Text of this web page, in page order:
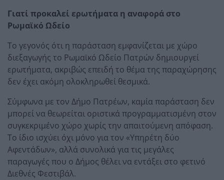
Γιατί προκαλεί ερωτήματα η αναφορά στο
Ρωμαϊκό Ωδείο
Το γεγονός ότι η παράσταση εμφανίζεται με χώρο
διεξαγωγής το Ρωμαϊκό Ωδείο Πατρών δημιουργεί
ερωτήματα, ακριβώς επειδή το θέμα της παραχώρησης
δεν έχει ακόμη ολοκληρωθεί θεσμικά.
Σύμφωνα με τον Δήμο Πατρέων, καμία παράσταση δεν
μπορεί να θεωρείται οριστικά προγραμματισμένη στον
συγκεκριμένο χώρο χωρίς την απαιτούμενη απόφαση.
Το ίδιο ισχύει όχι μόνο για τον «Υπηρέτη δύο
Αφεντάδων», αλλά συνολικά για τις μεγάλες
παραγωγές που ο Δήμος θέλει να εντάξει στο φετινό
Διεθνές Φεστιβάλ.